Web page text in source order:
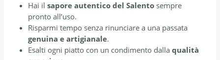
Hai ilsapore autentico del Salento sempre
pronto all’uso.
Risparmi tempo senza rinunciare a una passata
genuina e artigianale.
Esalti ogni piatto con un condimento dallaqualità